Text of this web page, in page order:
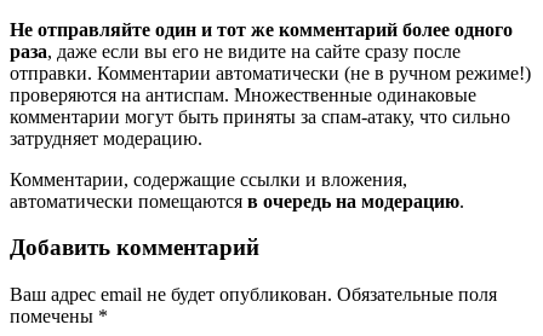
Не отправляйте один и тот же комментарий более одного
раза, даже если вы его не видите на сайте сразу после
отправки. Комментарии автоматически (не в ручном режиме!)
проверяются на антиспам. Множественные одинаковые
комментарии могут быть приняты за спам-атаку, что сильно
затрудняет модерацию.
Комментарии, содержащие ссылки и вложения,
автоматически помещаются в очередь на модерацию.
Добавить комментарий
Ваш адрес email не будет опубликован. Обязательные поля
помечены *